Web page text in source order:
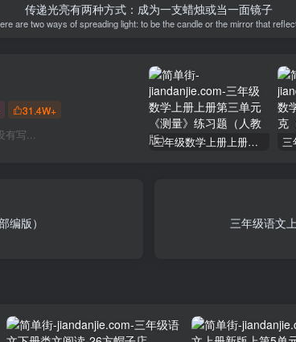
传递光亮有两种方式：成为一支蜡烛或当一面镜子
are two ways of spreading light: to be the candle or the mirror that
31.4W+
有写... 三年级数学上册上册第三单元《测量》练习题（人教版）
编版）
三年级语文